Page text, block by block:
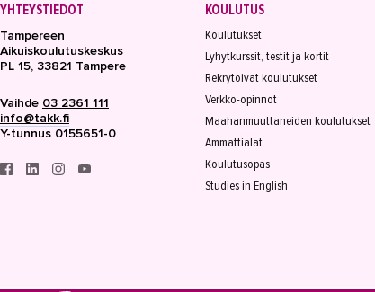
YHTEYSTIEDOT
Tampereen
Aikuiskoulutuskeskus
PL 15, 33821 Tampere
Vaihde 03 2361 111
info@takk.fi
Y-tunnus 0155651-0
KOULUTUS
Koulutukset
Lyhytkurssit, testit ja kortit
Rekrytoivat koulutukset
Verkko-opinnot
Maahanmuuttaneiden koulutukset
Ammattialat
Koulutusopas
Studies in English